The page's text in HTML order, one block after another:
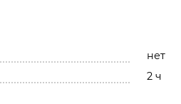
нет
2 ч